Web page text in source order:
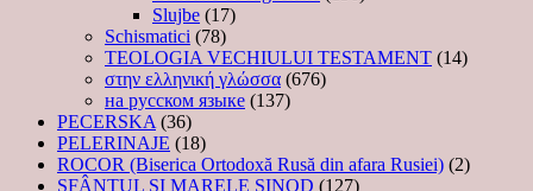
Slujbe (17)
Schismatici (78)
TEOLOGIA VECHIULUI TESTAMENT (14)
στην ελληνική γλώσσα (676)
на русском языке (137)
PECERSKA (36)
PELERINAJE (18)
ROCOR (Biserica Ortodoxă Rusă din afara Rusiei) (2)
SFÂNTUL ȘI MARELE SINOD (127)